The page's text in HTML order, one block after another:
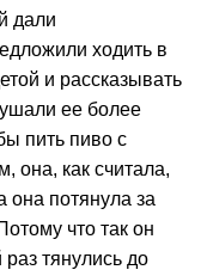
дали
ходить в
и рассказывать
ее более
пить пиво с
она, как считала,
она потянула за
что так он
тянулись до